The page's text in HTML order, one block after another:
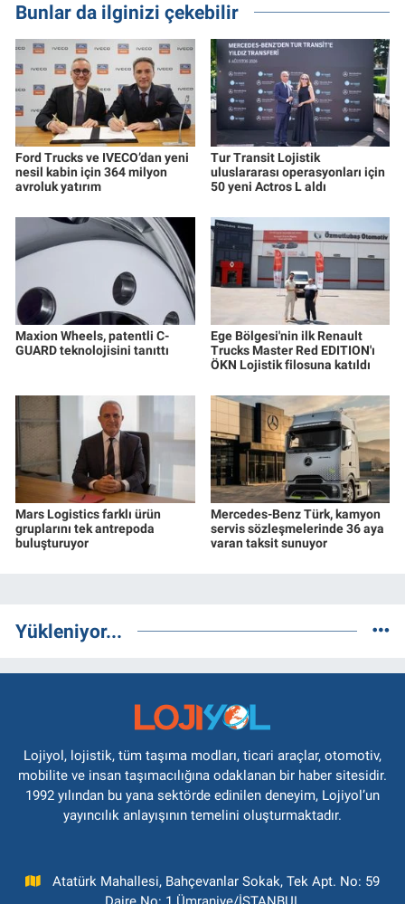
Bunlar da ilginizi çekebilir
Ford Trucks ve IVECO’dan yeni
nesil kabin için 364 milyon
avroluk yatırım
Tur Transit Lojistik
uluslararası operasyonları için
50 yeni Actros L aldı
Maxion Wheels, patentli C-
GUARD teknolojisini tanıttı
Ege Bölgesi'nin ilk Renault
Trucks Master Red EDITION'ı
ÖKN Lojistik filosuna katıldı
Mars Logistics farklı ürün
gruplarını tek antrepoda
buluşturuyor
Mercedes-Benz Türk, kamyon
servis sözleşmelerinde 36 aya
varan taksit sunuyor
Yükleniyor...
Lojiyol, lojistik, tüm taşıma modları, ticari araçlar, otomotiv,
mobilite ve insan taşımacılığına odaklanan bir haber sitesidir.
1992 yılından bu yana sektörde edinilen deneyim, Lojiyol’un
yayıncılık anlayışının temelini oluşturmaktadır.
Atatürk Mahallesi, Bahçevanlar Sokak, Tek Apt. No: 59